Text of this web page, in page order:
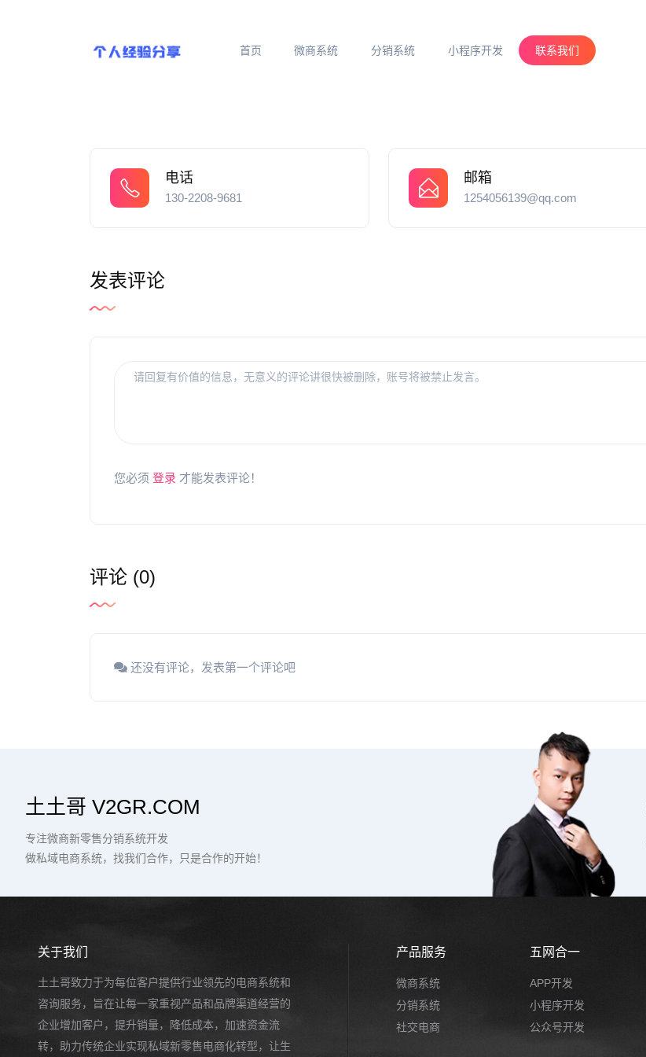
首页 微商系统 分销系统 小程序开发 联系我们
电话
130-2208-9681
邮箱
1254056139@qq.com
发表评论
您必须 登录 才能发表评论！
评论 (0)
还没有评论，发表第一个评论吧
土土哥 V2GR.COM
专注微商新零售分销系统开发
做私域电商系统，找我们合作，只是合作的开始！
关于我们
土土哥致力于为每位客户提供行业领先的电商系统和
咨询服务，旨在让每一家重视产品和品牌渠道经营的
企业增加客户，提升销量，降低成本，加速资金流
转，助力传统企业实现私域新零售电商化转型，让生
产品服务
微商系统
分销系统
社交电商
五网合一
APP开发
小程序开发
公众号开发